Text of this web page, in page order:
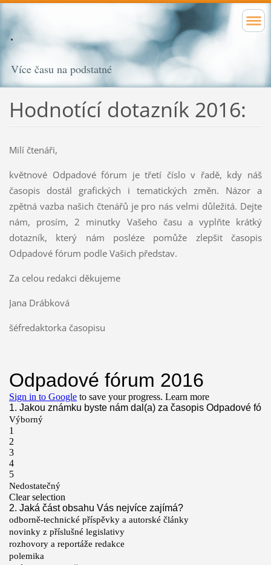
Více času na podstatné
Hodnotící dotazník 2016:
Milí čtenáři,
květnové Odpadové fórum je třetí číslo v řadě, kdy náš
časopis dostál grafických i tematických změn. Názor a
zpětná vazba našich čtenářů je pro nás velmi důležitá. Dejte
nám, prosím, 2 minutky Vašeho času a vyplňte krátký
dotazník, který nám posléze pomůže zlepšit časopis
Odpadové fórum podle Vašich představ.
Za celou redakci děkujeme
Jana Drábková
šéfredaktorka časopisu